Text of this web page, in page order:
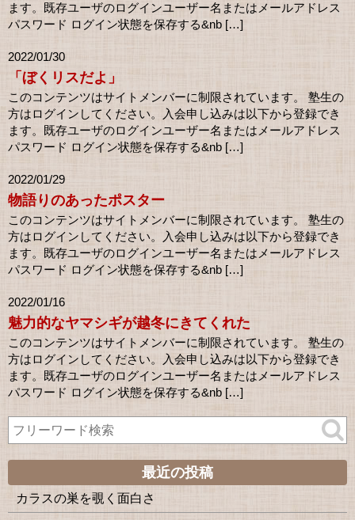
ます。既存ユーザのログインユーザー名またはメールアドレス
パスワード ログイン状態を保存する&nb […]
2022/01/30
「ぼくリスだよ」
このコンテンツはサイトメンバーに制限されています。 塾生の
方はログインしてください。入会申し込みは以下から登録でき
ます。既存ユーザのログインユーザー名またはメールアドレス
パスワード ログイン状態を保存する&nb […]
2022/01/29
物語りのあったポスター
このコンテンツはサイトメンバーに制限されています。 塾生の
方はログインしてください。入会申し込みは以下から登録でき
ます。既存ユーザのログインユーザー名またはメールアドレス
パスワード ログイン状態を保存する&nb […]
2022/01/16
魅力的なヤマシギが越冬にきてくれた
このコンテンツはサイトメンバーに制限されています。 塾生の
方はログインしてください。入会申し込みは以下から登録でき
ます。既存ユーザのログインユーザー名またはメールアドレス
パスワード ログイン状態を保存する&nb […]
最近の投稿
カラスの巣を覗く面白さ